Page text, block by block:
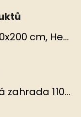
Kašmírový pléd Květiny 100x200 cm, Hedvábný svět
Hedvábný šátek Japonská zahrada 110x110 cm v dárkovém balení, HEDVÁBNÝ SVĚT